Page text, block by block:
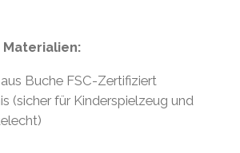
Buche FSC-Zertifiziert
(sicher für Kinderspielzeug und